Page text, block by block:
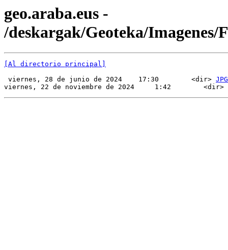
geo.araba.eus -
/deskargak/Geoteka/Imagenes/
[Al directorio principal]
viernes, 28 de junio de 2024    17:30        <dir> JPG
viernes, 22 de noviembre de 2024     1:42        <dir>